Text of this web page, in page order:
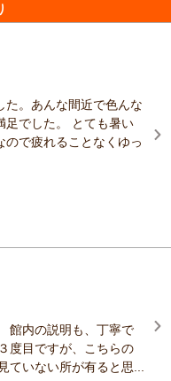
た。あんな間近で色んな
足でした。 とても暑い
ので疲れることなくゆっ
館内の説明も、丁寧で
度目ですが、こちらの
ていない所が有ると思...